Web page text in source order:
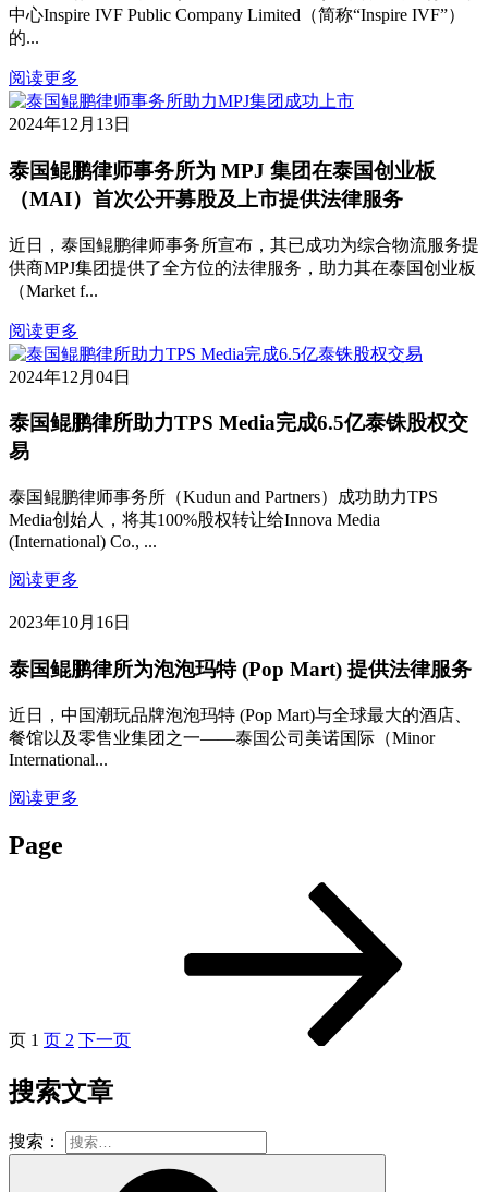
中心Inspire IVF Public Company Limited（简称“Inspire IVF”）
的...
阅读更多
2024年12月13日
泰国鲲鹏律师事务所为 MPJ 集团在泰国创业板
（MAI）首次公开募股及上市提供法律服务
近日，泰国鲲鹏律师事务所宣布，其已成功为综合物流服务提
供商MPJ集团提供了全方位的法律服务，助力其在泰国创业板
（Market f...
阅读更多
2024年12月04日
泰国鲲鹏律所助力TPS Media完成6.5亿泰铢股权交
易
泰国鲲鹏律师事务所（Kudun and Partners）成功助力TPS
Media创始人，将其100%股权转让给Innova Media
(International) Co., ...
阅读更多
2023年10月16日
泰国鲲鹏律所为泡泡玛特 (Pop Mart) 提供法律服务
近日，中国潮玩品牌泡泡玛特 (Pop Mart)与全球最大的酒店、
餐馆以及零售业集团之一——泰国公司美诺国际（Minor
International...
阅读更多
Page
页 1 页 2 下一页
搜索文章
搜索：